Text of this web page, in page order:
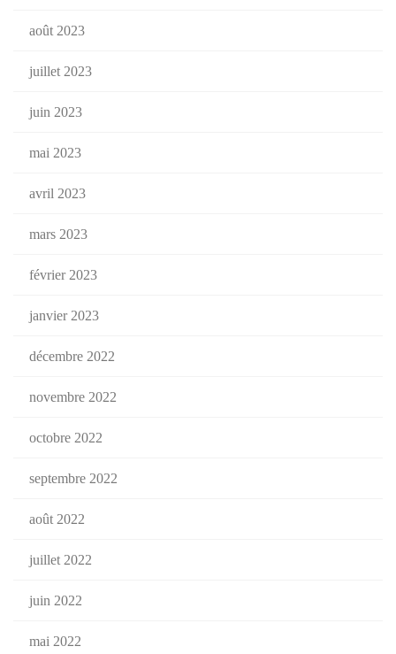
août 2023
juillet 2023
juin 2023
mai 2023
avril 2023
mars 2023
février 2023
janvier 2023
décembre 2022
novembre 2022
octobre 2022
septembre 2022
août 2022
juillet 2022
juin 2022
mai 2022